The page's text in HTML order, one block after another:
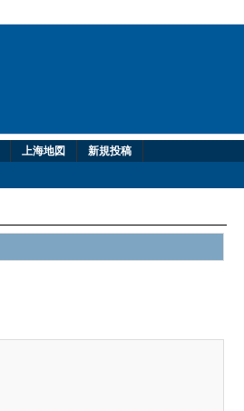
上海地図 新規投稿